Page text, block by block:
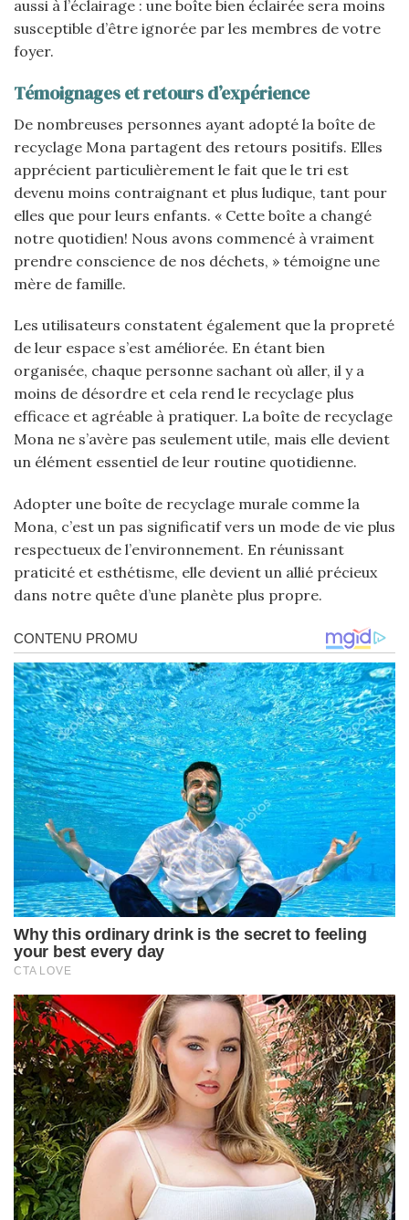
aussi à l’éclairage : une boîte bien éclairée sera moins
susceptible d’être ignorée par les membres de votre
foyer.
Témoignages et retours d’expérience
De nombreuses personnes ayant adopté la boîte de
recyclage Mona partagent des retours positifs. Elles
apprécient particulièrement le fait que le tri est
devenu moins contraignant et plus ludique, tant pour
elles que pour leurs enfants. « Cette boîte a changé
notre quotidien! Nous avons commencé à vraiment
prendre conscience de nos déchets, » témoigne une
mère de famille.
Les utilisateurs constatent également que la propreté
de leur espace s’est améliorée. En étant bien
organisée, chaque personne sachant où aller, il y a
moins de désordre et cela rend le recyclage plus
efficace et agréable à pratiquer. La boîte de recyclage
Mona ne s’avère pas seulement utile, mais elle devient
un élément essentiel de leur routine quotidienne.
Adopter une boîte de recyclage murale comme la
Mona, c’est un pas significatif vers un mode de vie plus
respectueux de l’environnement. En réunissant
praticité et esthétisme, elle devient un allié précieux
dans notre quête d’une planète plus propre.